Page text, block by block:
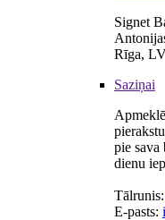
Signet
Rīga,
Saziņai
pie sava
dienu
Tālrunis:
E-pasts: